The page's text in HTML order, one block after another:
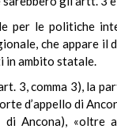
per le politiche
che appare
in ambito statale.
3, comma 3), la
d’appello di
Ancona), «oltre